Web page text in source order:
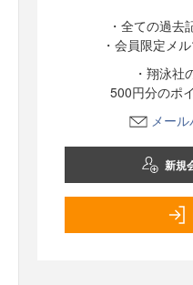
・全ての過去
・会員限定メ
・翔泳社
500円分のポ
メー
新規